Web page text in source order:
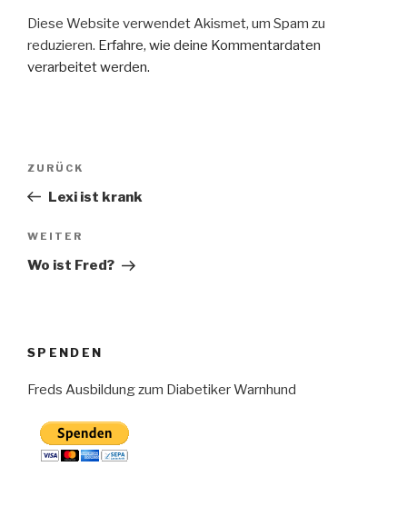
Diese Website verwendet Akismet, um Spam zu
reduzieren. Erfahre, wie deine Kommentardaten
verarbeitet werden.
Beitragsnavigation
Vorheriger
Beitrag
ZURÜCK
Lexi ist krank
Nächster
Beitrag
WEITER
Wo ist Fred?
SPENDEN
Freds Ausbildung zum Diabetiker Warnhund